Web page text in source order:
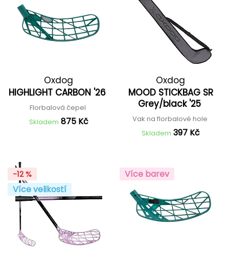
Oxdog
HIGHLIGHT CARBON '26
Florbalová čepel
Skladem 875 Kč
Oxdog
MOOD STICKBAG SR
Grey/black '25
Vak na florbalové hole
Skladem 397 Kč
-12 %
Více velikostí
Více barev